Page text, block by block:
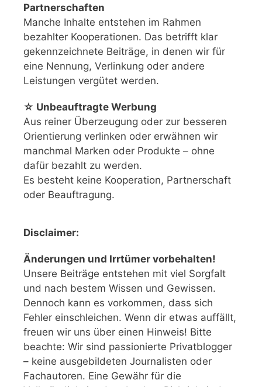
Partnerschaften
Manche Inhalte entstehen im Rahmen
bezahlter Kooperationen. Das betrifft klar
gekennzeichnete Beiträge, in denen wir für
eine Nennung, Verlinkung oder andere
Leistungen vergütet werden.
☆ Unbeauftragte Werbung
Aus reiner Überzeugung oder zur besseren
Orientierung verlinken oder erwähnen wir
manchmal Marken oder Produkte – ohne
dafür bezahlt zu werden.
Es besteht keine Kooperation, Partnerschaft
oder Beauftragung.
Disclaimer:
Änderungen und Irrtümer vorbehalten!
Unsere Beiträge entstehen mit viel Sorgfalt
und nach bestem Wissen und Gewissen.
Dennoch kann es vorkommen, dass sich
Fehler einschleichen. Wenn dir etwas auffällt,
freuen wir uns über einen Hinweis! Bitte
beachte: Wir sind passionierte Privatblogger
– keine ausgebildeten Journalisten oder
Fachautoren. Eine Gewähr für die